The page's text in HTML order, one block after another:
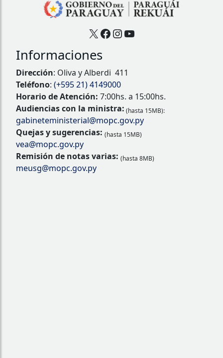
X Facebook
Instagram
YouTube
Informaciones
Dirección: Oliva y Alberdi 411
Teléfono: (+595 21) 4149000
Horario de Atención: 7:00hs. a 15:00hs.
Audiencias con la ministra: (hasta 15MB):
gabineteministerial@mopc.gov.py
Quejas y sugerencias: (hasta 15MB)
vea@mopc.gov.py
Remisión de notas varias: (hasta 8MB)
meusg@mopc.gov.py